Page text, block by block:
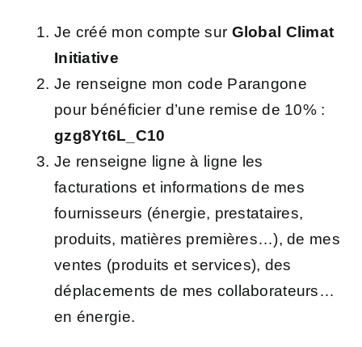
Je créé mon compte sur Global Climat
Initiative
Je renseigne mon code Parangone
pour bénéficier d’une remise de 10% :
gzg8Yt6L_C10
Je renseigne ligne à ligne les
facturations et informations de mes
fournisseurs (énergie, prestataires,
produits, matières premières…), de mes
ventes (produits et services), des
déplacements de mes collaborateurs…
en énergie.